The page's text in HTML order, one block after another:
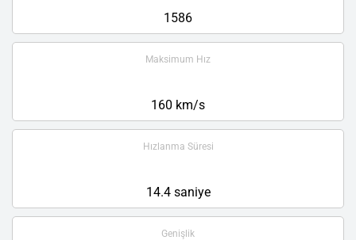
1586
Maksimum Hız
160 km/s
Hızlanma Süresi
14.4 saniye
Genişlik